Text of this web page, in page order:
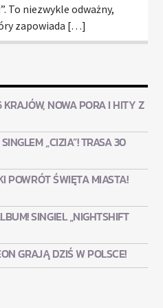
To niezwykle odważny,
zapowiada […]
NOWA PORA I HITY Z
„CIZIA”! TRASA 30
POWRÓT ŚWIĘTA MIASTA!
SINGIEL „NIGHTSHIFT
GRAJĄ DZIŚ W POLSCE!